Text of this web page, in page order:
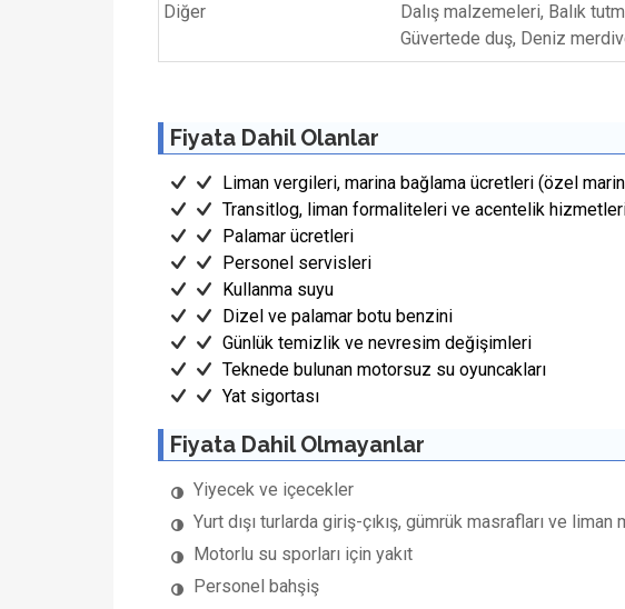
Diğer
Dalış malzemeleri, Balık
Güvertede duş, Deniz
Fiyata Dahil Olanlar
Liman vergileri, marina bağlama ücretleri (özel
Transitlog, liman formaliteleri ve acentelik
Palamar ücretleri
Personel servisleri
Kullanma suyu
Dizel ve palamar botu benzini
Günlük temizlik ve nevresim değişimleri
Teknede bulunan motorsuz su oyuncakları
Yat sigortası
Fiyata Dahil Olmayanlar
Yiyecek ve içecekler
Yurt dışı turlarda giriş-çıkış, gümrük masrafları ve liman
Motorlu su sporları için yakıt
Personel bahşiş